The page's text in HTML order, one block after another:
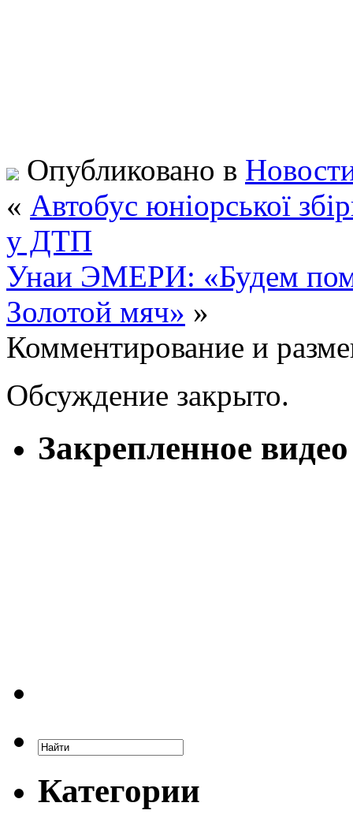
Опубликовано в
« Автобус юніорської
у ДТП
Унаи ЭМЕРИ: «Будем
Золотой мяч» »
Комментирование и
Обсуждение закрыто.
Закрепленное видео
Категории